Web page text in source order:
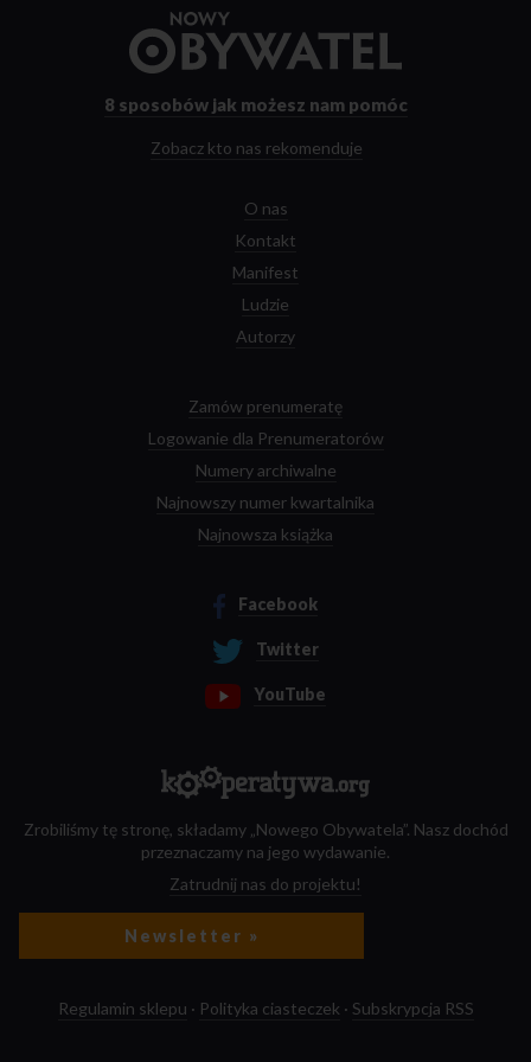
Lekcja Radia Maryja nadal nie została przez was odrobiona.
strony
8 sposobów jak możesz nam pomóc
Zobacz kto nas rekomenduje
O nas
Kontakt
Manifest
Ludzie
Autorzy
Zamów prenumeratę
Logowanie dla Prenumeratorów
Numery archiwalne
Najnowszy numer kwartalnika
Najnowsza książka
Facebook
Twitter
YouTube
Zrobiliśmy tę stronę, składamy „Nowego Obywatela”. Nasz dochód
przeznaczamy na jego wydawanie.
Zatrudnij nas do projektu!
Newsletter »
Regulamin sklepu · Polityka ciasteczek · Subskrypcja RSS